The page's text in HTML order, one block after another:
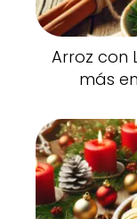
Arroz con
más